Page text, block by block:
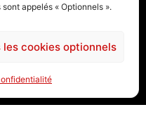
appelés « Optionnels ».
les cookies optionnels